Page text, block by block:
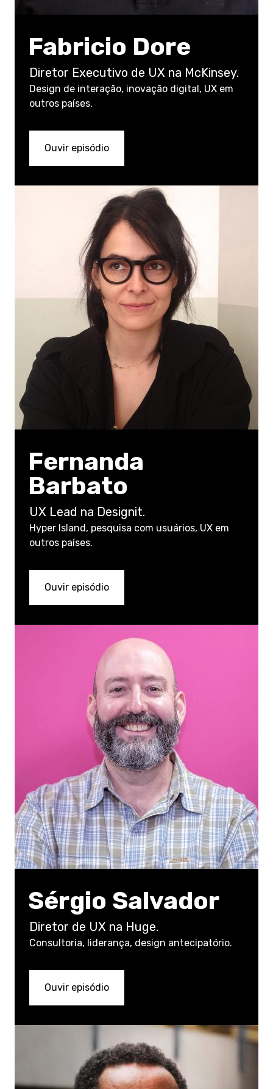
Fabricio Dore
Diretor Executivo de UX na McKinsey.
Design de interação, inovação digital, UX em
outros países.
Ouvir episódio
Fernanda
Barbato
UX Lead na Designit.
Hyper Island, pesquisa com usuários, UX em
outros países.
Ouvir episódio
Sérgio Salvador
Diretor de UX na Huge.
Consultoria, liderança, design antecipatório.
Ouvir episódio